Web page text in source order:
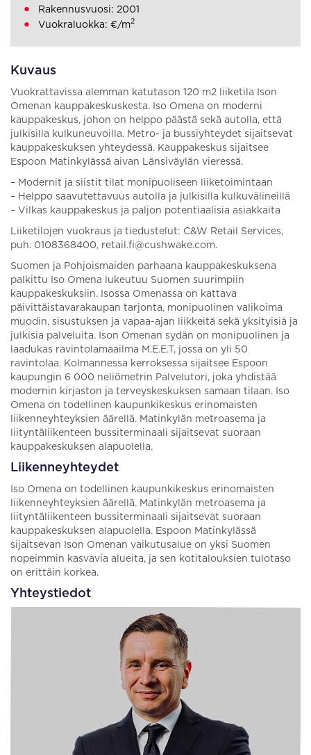
Kuvaus
Vuokrattavissa alemman katutason 120 m2 liiketila Ison
Omenan kauppakeskuskesta. Iso Omena on moderni
kauppakeskus, johon on helppo päästä sekä autolla, että
julkisilla kulkuneuvoilla. Metro- ja bussiyhteydet sijaitsevat
kauppakeskuksen yhteydessä. Kauppakeskus sijaitsee
Espoon Matinkylässä aivan Länsiväylän vieressä.
– Modernit ja siistit tilat monipuoliseen liiketoimintaan
– Helppo saavutettavuus autolla ja julkisilla kulkuvälineillä
– Vilkas kauppakeskus ja paljon potentiaalisia asiakkaita
Liiketilojen vuokraus ja tiedustelut: C&W Retail Services,
puh. 0108368400, retail.fi@cushwake.com.
Suomen ja Pohjoismaiden parhaana kauppakeskuksena
palkittu Iso Omena lukeutuu Suomen suurimpiin
kauppakeskuksiin. Isossa Omenassa on kattava
päivittäistavarakaupan tarjonta, monipuolinen valikoima
muodin, sisustuksen ja vapaa-ajan liikkeitä sekä yksityisiä ja
julkisia palveluita. Ison Omenan sydän on monipuolinen ja
laadukas ravintolamaailma M.E.E.T, jossa on yli 50
ravintolaa. Kolmannessa kerroksessa sijaitsee Espoon
kaupungin 6 000 neliömetrin Palvelutori, joka yhdistää
modernin kirjaston ja terveyskeskuksen samaan tilaan. Iso
Omena on todellinen kaupunkikeskus erinomaisten
liikenneyhteyksien äärellä. Matinkylän metroasema ja
liityntäliikenteen bussiterminaali sijaitsevat suoraan
kauppakeskuksen alapuolella.
Liikenneyhteydet
Iso Omena on todellinen kaupunkikeskus erinomaisten
liikenneyhteyksien äärellä. Matinkylän metroasema ja
liityntäliikenteen bussiterminaali sijaitsevat suoraan
kauppakeskuksen alapuolella. Espoon Matinkylässä
sijaitsevan Ison Omenan vaikutusalue on yksi Suomen
nopeimmin kasvavia alueita, ja sen kotitalouksien tulotaso
on erittäin korkea.
Yhteystiedot
Rakennusvuosi: 2001
Vuokraluokka: €/m2